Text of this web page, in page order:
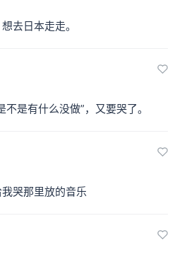
年5月13日在日本上映。
己的这种背景在说话，就像咱
皆情语”。但实际上在很多的作
去日本走走。
是有什么没做”，又要哭了。
哭那里放的音乐